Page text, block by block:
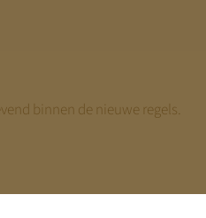
binnen de nieuwe regels.